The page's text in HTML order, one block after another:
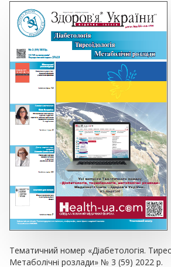
Тематичний номер «Діабетологія.
Метаболічні розлади» № 3 (59) 2022 р.